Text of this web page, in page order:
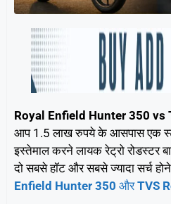
Royal Enfield Hunter 350 vs
आप 1.5 लाख रुपये के आसपास एक
इस्तेमाल करने लायक रेट्रो रोडस्टर
दो सबसे हॉट और सबसे ज्यादा सर्च
Enfield Hunter 350 औरTVS